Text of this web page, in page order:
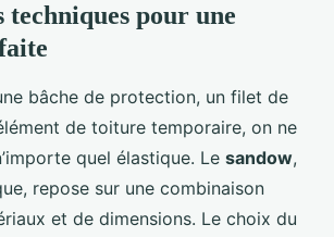
techniques pour une
bâche de protection, un filet de
de toiture temporaire, on ne
quel élastique. Le sandow,
repose sur une combinaison
et de dimensions. Le choix du